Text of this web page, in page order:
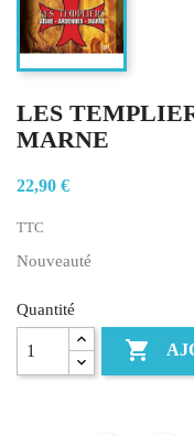
LES
MARNE
22,90 €
TTC
Nouveauté
Quantité
